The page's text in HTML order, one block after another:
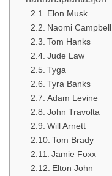
Elon Musk
Naomi Campbell
Tom Hanks
Jude Law
Tyga
Tyra Banks
Adam Levine
John Travolta
Will Arnett
Tom Brady
Jamie Foxx
Elton John